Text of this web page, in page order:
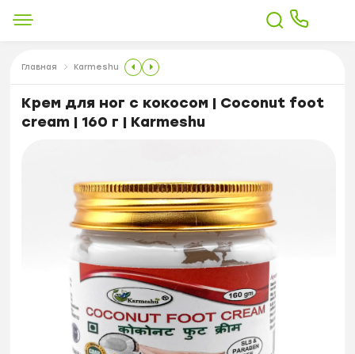
Главная Karmeshu
Крем для ног с кокосом | Coconut foot
cream | 160 г | Karmeshu